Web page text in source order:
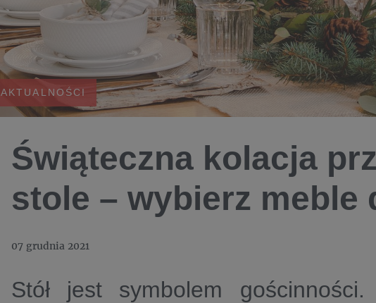
AKTUALNOŚCI
Świąteczna kolacja
stole – wybierz meble
07 grudnia 2021
Stół jest symbolem